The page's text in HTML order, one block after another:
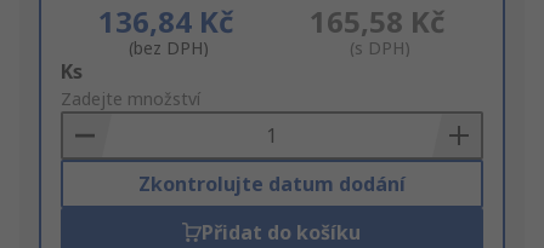
136,84 Kč
(bez DPH)
165,58 Kč
(s DPH)
Add
to
Basket
Ks
Zadejte množství
Zkontrolujte datum dodání
Přidat do košíku